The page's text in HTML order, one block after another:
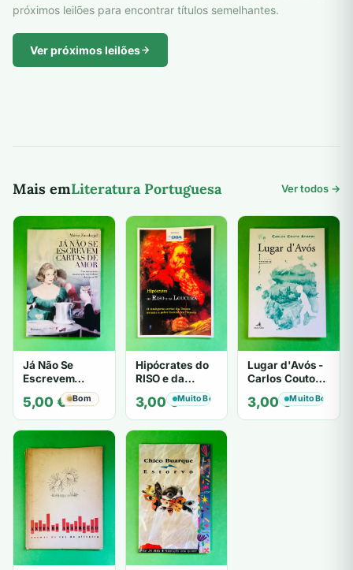
próximos leilões para encontrar títulos semelhantes.
Ver próximos leilões
Mais emLiteratura Portuguesa Ver todos →
Já Não Se
Escrevem
Cartas de Amor
- Mário
Zambujal
5,00 € Bom
Hipócrates do
RISO e da
LOUCURA
3,00€Muito Bom
Lugar d'Avós -
Carlos Couto
Amaral
3,00€Muito Bom